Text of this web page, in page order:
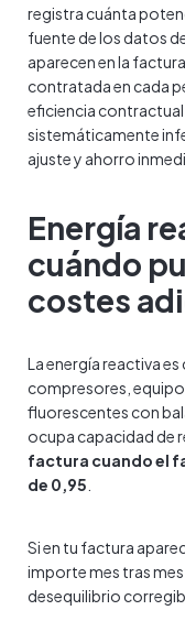
registra cuánta
fuente de los datos
aparecen en la
contratada en cada
eficiencia contractual:
sistemáticamente
ajuste y ahorro
Energía
cuándo
costes
La energía reactiva
compresores,
fluorescentes con
ocupa capacidad de
factura cuando el
de 0,95
Si en tu factura
importe mes tras
desequilibrio